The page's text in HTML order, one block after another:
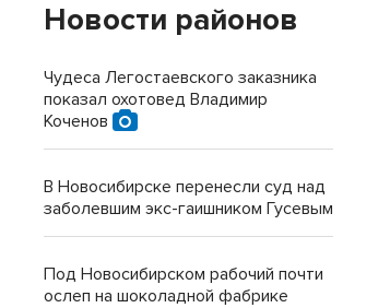
Новости районов
Чудеса Легостаевского заказника
показал охотовед Владимир
Коченов
В Новосибирске перенесли суд над
заболевшим экс-гаишником Гусевым
Под Новосибирском рабочий почти
ослеп на шоколадной фабрике